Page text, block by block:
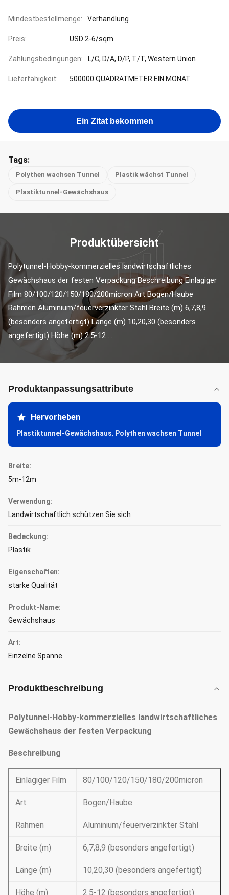
Mindestbestellmenge: Verhandlung
Preis: USD 2-6/sqm
Zahlungsbedingungen: L/C, D/A, D/P, T/T, Western Union
Lieferfähigkeit: 500000 QUADRATMETER EIN MONAT
Ein Zitat bekommen
Tags:
Polythen wachsen Tunnel Plastik wächst Tunnel
Plastiktunnel-Gewächshaus
Produktübersicht
Polytunnel-Hobby-kommerzielles landwirtschaftliches
Gewächshaus der festen Verpackung Beschreibung Einlagiger
Film 80/100/120/150/180/200micron Art Bogen/Haube
Rahmen Aluminium/feuerverzinkter Stahl Breite (m) 6,7,8,9
(besonders angefertigt) Länge (m) 10,20,30 (besonders
angefertigt) Höhe (m) 2.5-12 ...
Produktanpassungsattribute
Hervorheben
Plastiktunnel-Gewächshaus, Polythen wachsen Tunnel
Breite:
5m-12m
Verwendung:
Landwirtschaftlich schützen Sie sich
Bedeckung:
Plastik
Eigenschaften:
starke Qualität
Produkt-Name:
Gewächshaus
Art:
Einzelne Spanne
Produktbeschreibung
Polytunnel-Hobby-kommerzielles landwirtschaftliches
Gewächshaus der festen Verpackung
Beschreibung
Einlagiger Film 80/100/120/150/180/200micron
Art Bogen/Haube
Rahmen Aluminium/feuerverzinkter Stahl
Breite (m) 6,7,8,9 (besonders angefertigt)
Länge (m) 10,20,30 (besonders angefertigt)
Höhe (m) 2.5-12 (besonders angefertigt)